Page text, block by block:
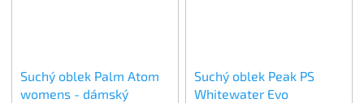
Suchý oblek Palm Atom
womens - dámský
Suchý oblek Peak PS
Whitewater Evo